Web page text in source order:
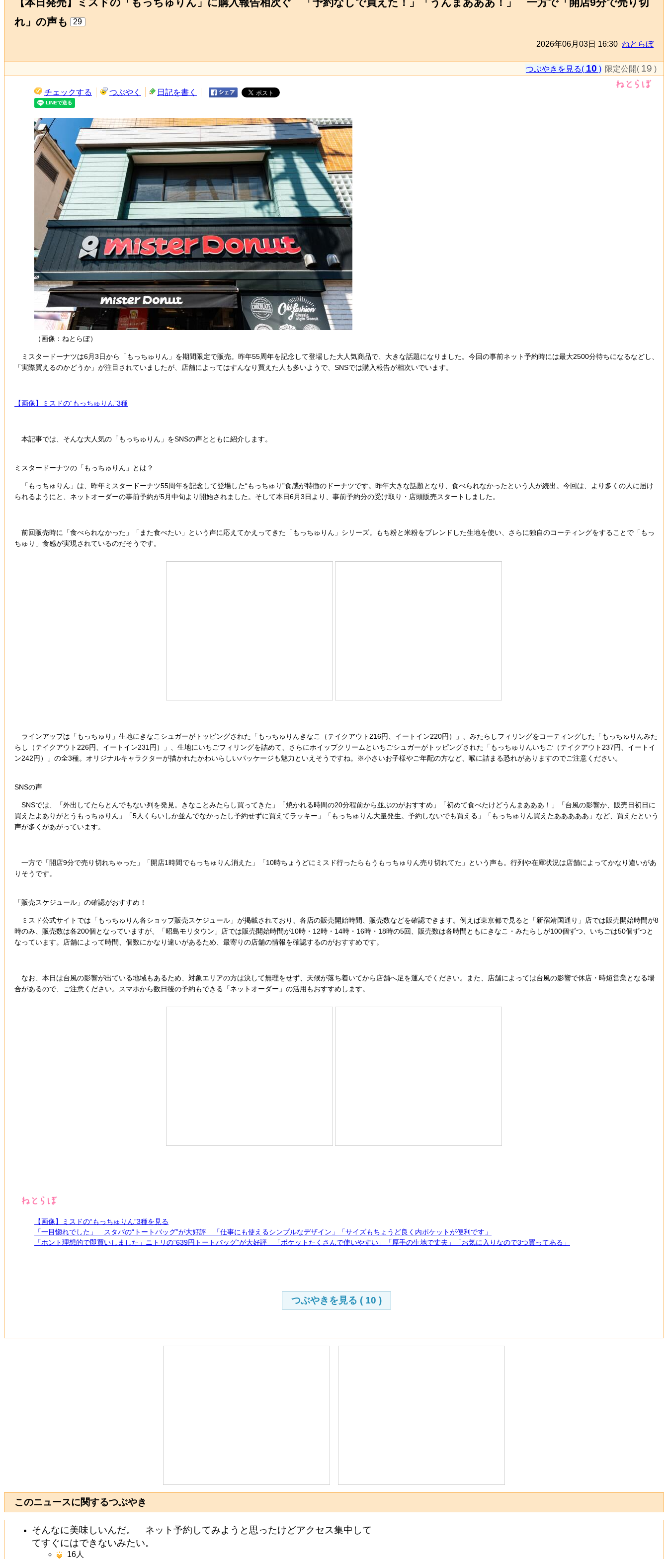
【本日発売】ミスドの「もっちゅりん」に購入報告相次ぐ 「予約なしで買えた！」「うんまあああ！」 一方で「開店9分で売り切
れ」の声も
29
2026年06月03日 16:30 ねとらぼ
つぶやきを見る( 10 ) 限定公開( 19 )
チェックする つぶやく 日記を書く
（画像：ねとらぼ）
ミスタードーナツは6月3日から「もっちゅりん」を期間限定で販売。昨年55周年を記念して登場した大人気商品で、大きな話題になりました。今回の事前ネット予約時には最大2500分待ちになるなどし、
「実際買えるのかどうか」が注目されていましたが、店舗によってはすんなり買えた人も多いようで、SNSでは購入報告が相次いでいます。
【画像】ミスドの“もっちゅりん”3種
本記事では、そんな大人気の「もっちゅりん」をSNSの声とともに紹介します。
ミスタードーナツの「もっちゅりん」とは？
「もっちゅりん」は、昨年ミスタードーナツ55周年を記念して登場した“もっちゅり”食感が特徴のドーナツです。昨年大きな話題となり、食べられなかったという人が続出。今回は、より多くの人に届け
られるようにと、ネットオーダーの事前予約が5月中旬より開始されました。そして本日6月3日より、事前予約分の受け取り・店頭販売スタートしました。
前回販売時に「食べられなかった」「また食べたい」という声に応えてかえってきた「もっちゅりん」シリーズ。もち粉と米粉をブレンドした生地を使い、さらに独自のコーティングをすることで「もっ
ちゅり」食感が実現されているのだそうです。
ラインアップは「もっちゅり」生地にきなこシュガーがトッピングされた「もっちゅりんきなこ（テイクアウト216円、イートイン220円）」、みたらしフィリングをコーティングした「もっちゅりんみた
らし（テイクアウト226円、イートイン231円）」、生地にいちごフィリングを詰めて、さらにホイップクリームといちごシュガーがトッピングされた「もっちゅりんいちご（テイクアウト237円、イートイ
ン242円）」の全3種。オリジナルキャラクターが描かれたかわいらしいパッケージも魅力といえそうですね。※小さいお子様やご年配の方など、喉に詰まる恐れがありますのでご注意ください。
SNSの声
SNSでは、「外出してたらとんでもない列を発見。きなことみたらし買ってきた」「焼かれる時間の20分程前から並ぶのがおすすめ」「初めて食べたけどうんまあああ！」「台風の影響か、販売日初日に
買えたよありがとうもっちゅりん」「5人くらいしか並んでなかったし予約せずに買えてラッキー」「もっちゅりん大量発生。予約しないでも買える」「もっちゅりん買えたあああああ」など、買えたという
声が多くがあがっています。
一方で「開店9分で売り切れちゃった」「開店1時間でもっちゅりん消えた」「10時ちょうどにミスド行ったらもうもっちゅりん売り切れてた」という声も。行列や在庫状況は店舗によってかなり違いがあ
りそうです。
「販売スケジュール」の確認がおすすめ！
ミスド公式サイトでは「もっちゅりん各ショップ販売スケジュール」が掲載されており、各店の販売開始時間、販売数などを確認できます。例えば東京都で見ると「新宿靖国通り」店では販売開始時間が8
時のみ、販売数は各200個となっていますが、「昭島モリタウン」店では販売開始時間が10時・12時・14時・16時・18時の5回、販売数は各時間ともにきなこ・みたらしが100個ずつ、いちごは50個ずつと
なっています。店舗によって時間、個数にかなり違いがあるため、最寄りの店舗の情報を確認するのがおすすめです。
なお、本日は台風の影響が出ている地域もあるため、対象エリアの方は決して無理をせず、天候が落ち着いてから店舗へ足を運んでください。また、店舗によっては台風の影響で休店・時短営業となる場
合があるので、ご注意ください。スマホから数日後の予約もできる「ネットオーダー」の活用もおすすめします。
【画像】ミスドの“もっちゅりん”3種を見る
「一目惚れでした」 スタバの“トートバッグ”が大好評 「仕事にも使えるシンプルなデザイン」「サイズもちょうど良く内ポケットが便利です」
「ホント理想的で即買いしました」ニトリの“639円トートバッグ”が大好評 「ポケットたくさんで使いやすい」「厚手の生地で丈夫」「お気に入りなので3つ買ってある」
つぶやきを見る ( 10 )
このニュースに関するつぶやき
そんなに美味しいんだ。 ネット予約してみようと思ったけどアクセス集中して
てすぐにはできないみたい。
16人